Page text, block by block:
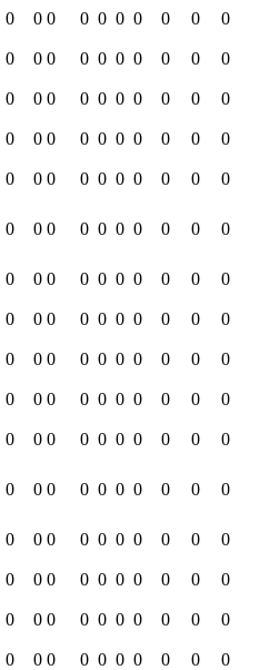
0 0 0 0 0 0 0 0 0 0
0 0 0 0 0 0 0 0 0 0
0 0 0 0 0 0 0 0 0 0
0 0 0 0 0 0 0 0 0 0
0 0 0 0 0 0 0 0 0 0
0 0 0 0 0 0 0 0 0 0
0 0 0 0 0 0 0 0 0 0
0 0 0 0 0 0 0 0 0 0
0 0 0 0 0 0 0 0 0 0
0 0 0 0 0 0 0 0 0 0
0 0 0 0 0 0 0 0 0 0
0 0 0 0 0 0 0 0 0 0
0 0 0 0 0 0 0 0 0 0
0 0 0 0 0 0 0 0 0 0
0 0 0 0 0 0 0 0 0 0
0 0 0 0 0 0 0 0 0 0